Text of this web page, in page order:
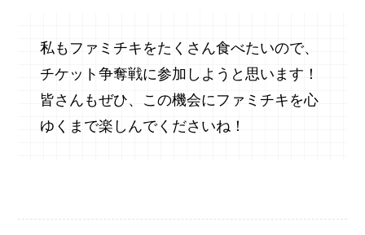
私もファミチキをたくさん食べたいので、
チケット争奪戦に参加しようと思います！
皆さんもぜひ、この機会にファミチキを心
ゆくまで楽しんでくださいね！